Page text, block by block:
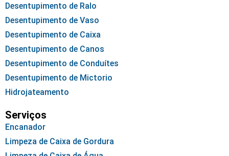
Desentupimento de Ralo
Desentupimento de Vaso
Desentupimento de Caixa
Desentupimento de Canos
Desentupimento de Conduítes
Desentupimento de Mictorio
Hidrojateamento
Serviços
Encanador
Limpeza de Caixa de Gordura